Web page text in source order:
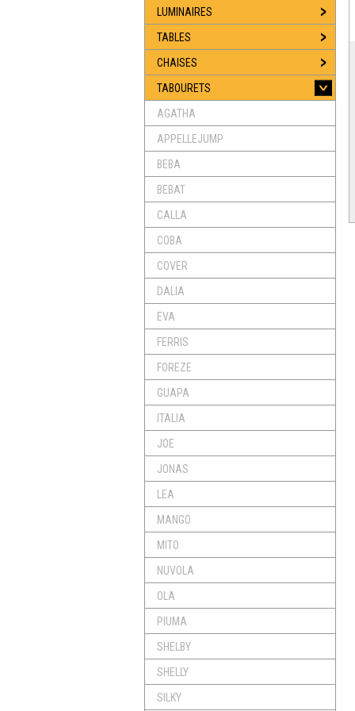
LUMINAIRES
TABLES
CHAISES
TABOURETS
AGATHA
APPELLEJUMP
BEBA
BEBAT
CALLA
COBA
COVER
DALIA
EVA
FERRIS
FOREZE
GUAPA
ITALIA
JOE
JONAS
LEA
MANGO
MITO
NUVOLA
OLA
PIUMA
SHELBY
SHELLY
SILKY